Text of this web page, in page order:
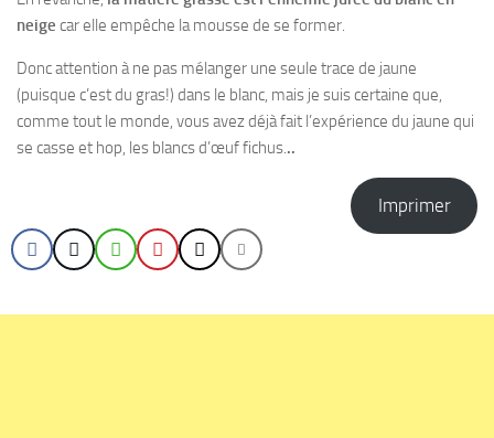
neige car elle empêche la mousse de se former.
Donc attention à ne pas mélanger une seule trace de jaune
(puisque c’est du gras!) dans le blanc, mais je suis certaine que,
comme tout le monde, vous avez déjà fait l’expérience du jaune qui
se casse et hop, les blancs d’œuf fichus...
Imprimer